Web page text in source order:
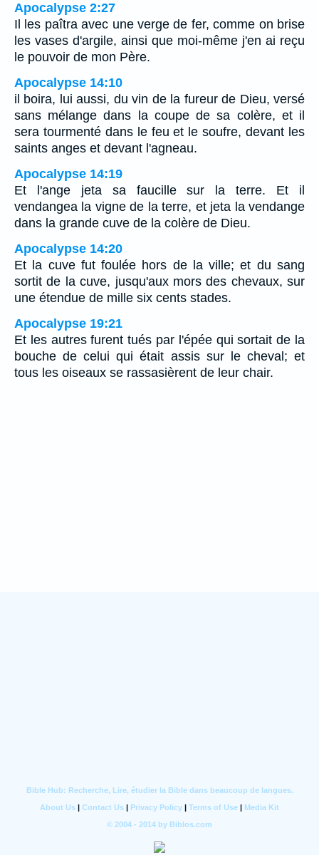
Apocalypse 2:27
Il les paîtra avec une verge de fer, comme on brise
les vases d'argile, ainsi que moi-même j'en ai reçu
le pouvoir de mon Père.
Apocalypse 14:10
il boira, lui aussi, du vin de la fureur de Dieu, versé
sans mélange dans la coupe de sa colère, et il
sera tourmenté dans le feu et le soufre, devant les
saints anges et devant l'agneau.
Apocalypse 14:19
Et l'ange jeta sa faucille sur la terre. Et il
vendangea la vigne de la terre, et jeta la vendange
dans la grande cuve de la colère de Dieu.
Apocalypse 14:20
Et la cuve fut foulée hors de la ville; et du sang
sortit de la cuve, jusqu'aux mors des chevaux, sur
une étendue de mille six cents stades.
Apocalypse 19:21
Et les autres furent tués par l'épée qui sortait de la
bouche de celui qui était assis sur le cheval; et
tous les oiseaux se rassasièrent de leur chair.